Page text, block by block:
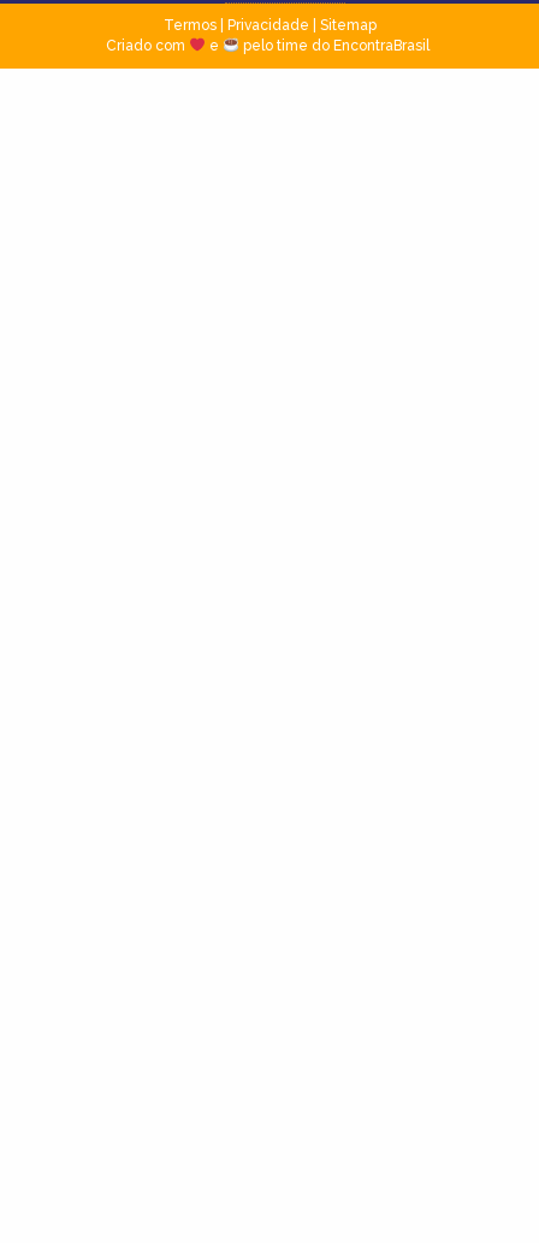
Termos| Privacidade
Sitemap
Criado com
e pelo time do EncontraBrasil